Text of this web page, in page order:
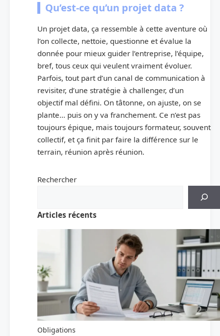
Qu’est-ce qu’un projet data ?
Un projet data, ça ressemble à cette aventure où
l’on collecte, nettoie, questionne et évalue la
donnée pour mieux guider l’entreprise, l’équipe,
bref, tous ceux qui veulent vraiment évoluer.
Parfois, tout part d’un canal de communication à
revisiter, d’une stratégie à challenger, d’un
objectif mal défini. On tâtonne, on ajuste, on se
plante… puis on y va franchement. Ce n’est pas
toujours épique, mais toujours formateur, souvent
collectif, et ça finit par faire la différence sur le
terrain, réunion après réunion.
Rechercher
Articles récents
Obligations